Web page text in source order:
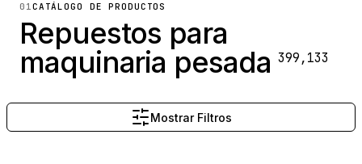
01CATÁLOGO DE PRODUCTOS
Repuestos para
maquinaria pesada 399,133
Mostrar Filtros